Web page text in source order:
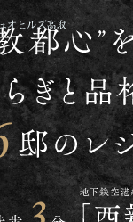
【公